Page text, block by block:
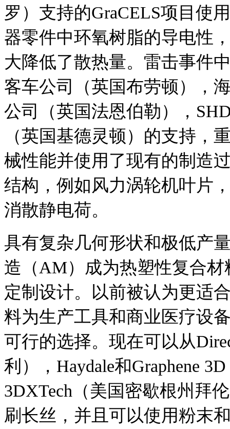
罗）支持的GraCELS项目使
器零件中环氧树脂的导电性
大降低了散热量。雷击事件
客车公司（英国布劳顿），
公司（英国法恩伯勒），
（英国基德灵顿）的支持，
械性能并使用了现有的制造
结构，例如风力涡轮机叶片
消散静电荷。
具有复杂几何形状和极低产
造（AM）成为热塑性复合
定制设计。
以前被认为更适
料为生产工具和商业医疗设
可行的选择。 现在可以从
利），Haydale和Graphene
3DXTech（美国密歇根州拜
刷长丝，并且可以使用粉末